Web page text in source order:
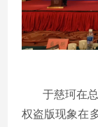
于慈珂在总
权盗版现象在